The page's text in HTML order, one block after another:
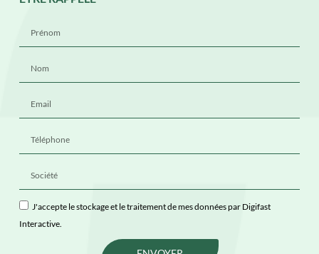
J'accepte le stockage et le traitement de mes données par Digifast
Interactive.